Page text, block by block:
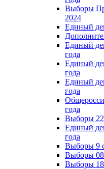
Выборы
2024
Единый
Единый
года
Единый
года
Единый
года
года
Выборы 22
Единый
года
Выборы 9
Выборы 08
Выборы 18